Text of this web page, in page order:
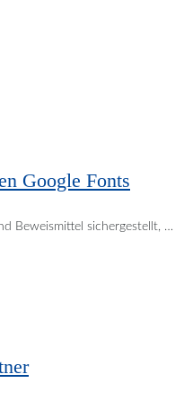
Google Fonts
Beweismittel sichergestellt, …